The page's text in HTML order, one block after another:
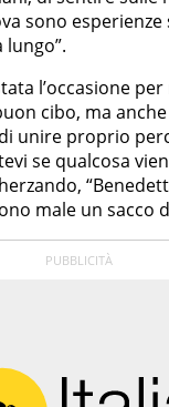
sono
l’occasione
cibo, ma anche
unire proprio
se qualcosa
male un sacco